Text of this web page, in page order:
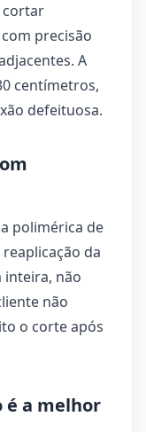
cortar
precisão
A
centímetros,
defeituosa.
polimérica de
da
inteira, não
não
o corte após
é a melhor